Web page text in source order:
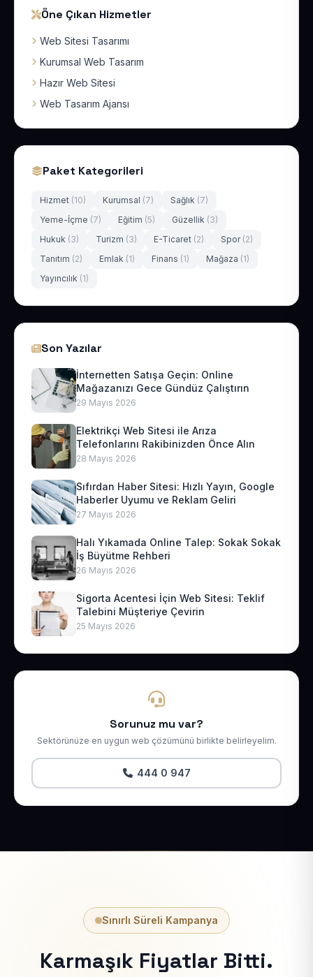
Öne Çıkan Hizmetler
Web Sitesi Tasarımı
Kurumsal Web Tasarım
Hazır Web Sitesi
Web Tasarım Ajansı
Paket Kategorileri
Hizmet (10) Kurumsal (7) Sağlık (7)
Yeme-İçme (7) Eğitim (5) Güzellik (3)
Hukuk (3) Turizm (3) E-Ticaret (2) Spor (2)
Tanıtım (2) Emlak (1) Finans (1) Mağaza (1)
Yayıncılık (1)
Son Yazılar
İnternetten Satışa Geçin: Online
Mağazanızı Gece Gündüz Çalıştırın
29 Mayıs 2026
Elektrikçi Web Sitesi ile Arıza
Telefonlarını Rakibinizden Önce Alın
28 Mayıs 2026
Sıfırdan Haber Sitesi: Hızlı Yayın, Google
Haberler Uyumu ve Reklam Geliri
27 Mayıs 2026
Halı Yıkamada Online Talep: Sokak Sokak
İş Büyütme Rehberi
26 Mayıs 2026
Sigorta Acentesi İçin Web Sitesi: Teklif
Talebini Müşteriye Çevirin
25 Mayıs 2026
Sorunuz mu var?
Sektörünüze en uygun web çözümünü birlikte belirleyelim.
444 0 947
Sınırlı Süreli Kampanya
Karmaşık Fiyatlar Bitti.